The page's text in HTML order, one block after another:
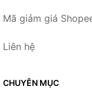
Mã giảm giá
Liên hệ
CHUYÊN MỤC